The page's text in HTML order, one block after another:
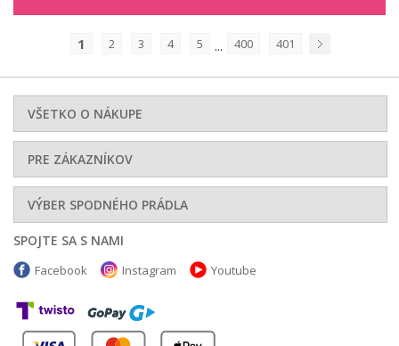
1 2 3 4 5 ... 400
401
VŠETKO O NÁKUPE
PRE ZÁKAZNÍKOV
VÝBER SPODNÉHO PRÁDLA
SPOJTE SA S NAMI
Facebook Instagram Youtube